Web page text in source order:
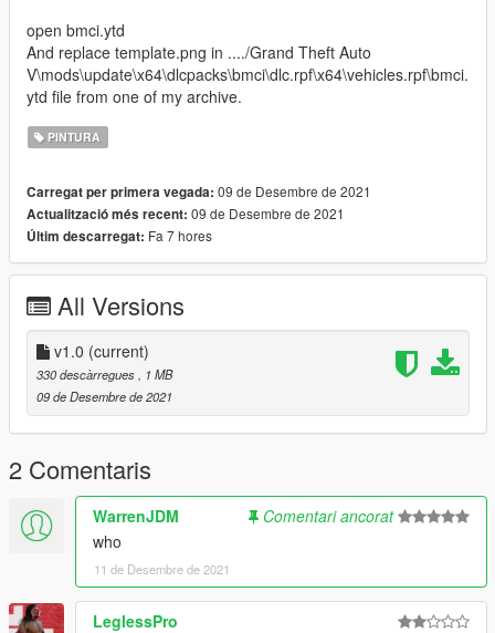
open bmci.ytd
And replace template.png in ..../Grand Theft Auto
V\mods\update\x64\dlcpacks\bmci\dlc.rpf\x64\vehicles.rpf\bmci.
ytd file from one of my archive.
PINTURA
Carregat per primera vegada: 09 de Desembre de 2021
Actualització més recent: 09 de Desembre de 2021
Últim descarregat: Fa 7 hores
All Versions
v1.0 (current)
330 descàrregues
, 1 MB
09 de Desembre de 2021
2 Comentaris
WarrenJDM
Comentari ancorat
who
11 de Desembre de 2021
LeglessPro